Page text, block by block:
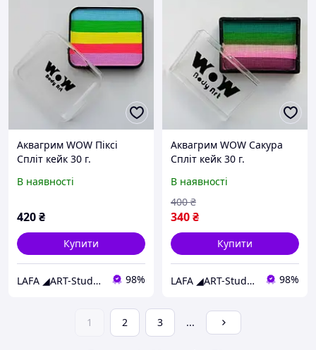
Аквагрим WOW Піксі
Спліт кейк 30 г.
В наявності
420₴
Купити
LAFA ◢ART-Studio◣ 98%
Аквагрим WOW Сакура
Спліт кейк 30 г.
В наявності
340₴
400 ₴
Купити
LAFA ◢ART-Studio◣ 98%
1 2 3 ...